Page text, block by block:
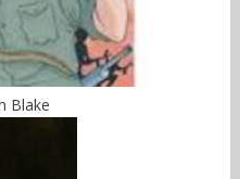
Blake